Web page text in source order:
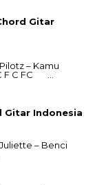
Gitar
– Kamu
F C FC …
Gitar Indonesia
– Benci